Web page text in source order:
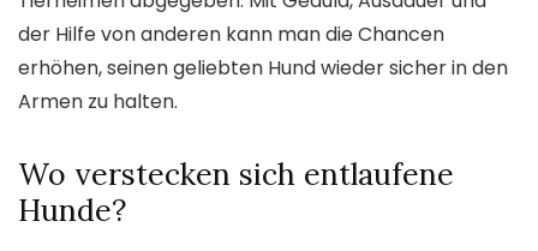
der Hilfe von anderen kann man die Chancen
erhöhen, seinen geliebten Hund wieder sicher in den
Armen zu halten.
Wo verstecken sich entlaufene
Hunde?